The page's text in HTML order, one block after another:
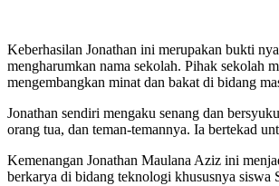
Keberhasilan Jonathan ini merupakan bukti
mengharumkan nama sekolah. Pihak sekolah
mengembangkan minat dan bakat di bidang
Jonathan sendiri mengaku senang dan
orang tua, dan teman-temannya. Ia bertekad
Kemenangan Jonathan Maulana Aziz ini
berkarya di bidang teknologi khususnya